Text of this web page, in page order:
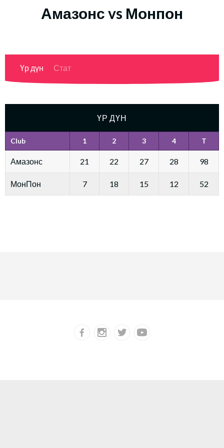
Амазонс vs Монпон
Үр дүн Стат
ҮР ДҮН
Club 1 2 3 4 T
Амазонс 21 22 27 28 98
МонПон 7 18 15 12 52